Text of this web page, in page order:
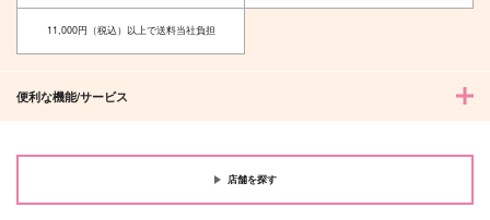
事情
（前編）
11,000円（税込）以上で送料当社負担
便利な機能/サービス
店舗を探す